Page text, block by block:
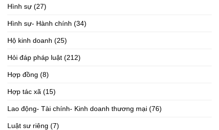
Hình sự (27)
Hình sự- Hành chính (34)
Hộ kinh doanh (25)
Hỏi đáp pháp luật (212)
Hợp đồng (8)
Hợp tác xã (15)
Lao động- Tài chính- Kinh doanh thương mại (76)
Luật sư riêng (7)